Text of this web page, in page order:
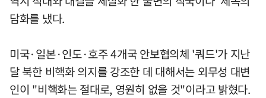
담화를 냈다.
미국·일본·인도·호주 4개국 안보협의체 '쿼드'가 지난
달 북한 비핵화 의지를 강조한 데 대해서는 외무성 대변
인이 "비핵화는 절대로, 영원히 없을 것"이라고 밝혔다.